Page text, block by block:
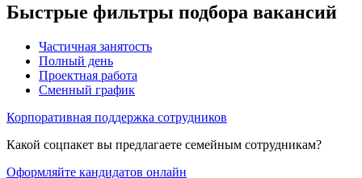
Быстрые фильтры подбора вакансий
Частичная занятость
Полный день
Проектная работа
Сменный график
Корпоративная поддержка сотрудников
Какой соцпакет вы предлагаете семейным сотрудникам?
Оформляйте кандидатов онлайн